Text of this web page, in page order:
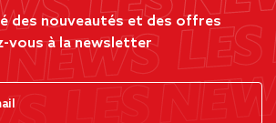
des nouveautés et des offres
vous à la newsletter